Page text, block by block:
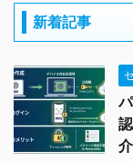
新着記事
介